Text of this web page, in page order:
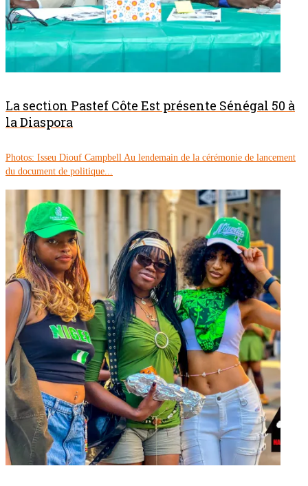
La section Pastef Côte Est présente Sénégal 50 à
la Diaspora
Photos: Isseu Diouf Campbell Au lendemain de la cérémonie de lancement
du document de politique...